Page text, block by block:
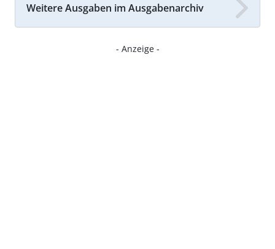
Weitere Ausgaben im Ausgabenarchiv
- Anzeige -